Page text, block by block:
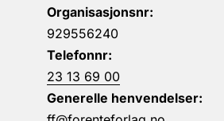
Organisasjonsnr:
929556240
Telefonnr:
23 13 69 00
Generelle henvendelser: